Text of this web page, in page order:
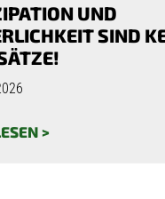
UND
SIND
>